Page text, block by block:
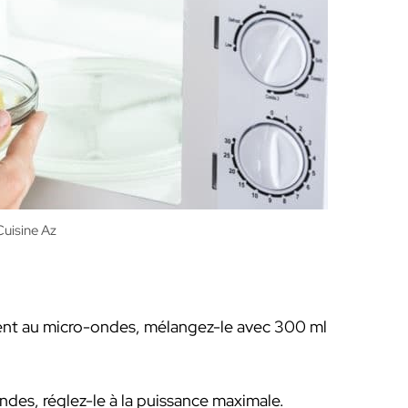
Az
au micro-ondes, mélangez-le avec 300 ml
réglez-le à la puissance maximale.